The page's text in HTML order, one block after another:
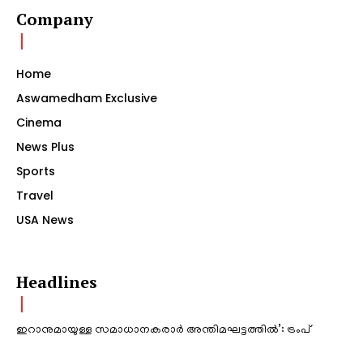
Company
Home
Aswamedham Exclusive
Cinema
News Plus
Sports
Travel
USA News
Headlines
ഇറാനുമായുള്ള സമാധാനകരാർ അന്തിമഘട്ടത്തിൽ‌’: ട്രംപ്